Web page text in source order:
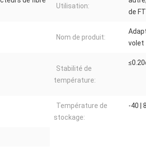
Utilisation:
de
Nom de produit:
volet
Stabilité de
température:
Température de
stockage:
-40 |